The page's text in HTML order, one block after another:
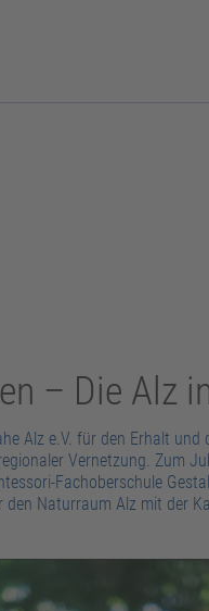
– Die Alz
Alz e.V. für den Erhalt
Vernetzung. Zum
Fachoberschule
Naturraum Alz mit der